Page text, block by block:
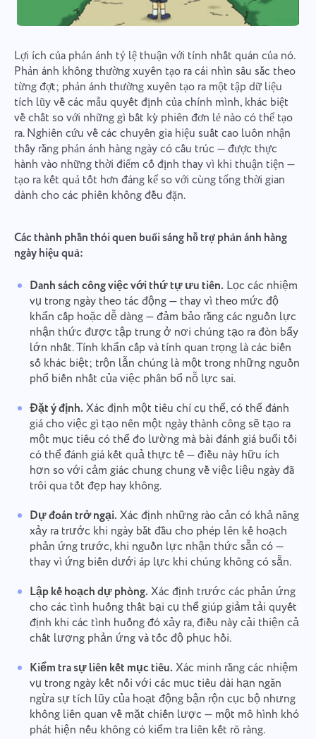
Lợi ích của phản ánh tỷ lệ thuận với tính nhất quán của nó.
Phản ánh không thường xuyên tạo ra cái nhìn sâu sắc theo
từng đợt; phản ánh thường xuyên tạo ra một tập dữ liệu
tích lũy về các mẫu quyết định của chính mình, khác biệt
về chất so với những gì bất kỳ phiên đơn lẻ nào có thể tạo
ra. Nghiên cứu về các chuyên gia hiệu suất cao luôn nhận
thấy rằng phản ánh hàng ngày có cấu trúc — được thực
hành vào những thời điểm cố định thay vì khi thuận tiện —
tạo ra kết quả tốt hơn đáng kể so với cùng tổng thời gian
dành cho các phiên không đều đặn.
Các thành phần thói quen buổi sáng hỗ trợ phản ánh hàng
ngày hiệu quả:
Danh sách công việc với thứ tự ưu tiên. Lọc các nhiệm
vụ trong ngày theo tác động — thay vì theo mức độ
khẩn cấp hoặc dễ dàng — đảm bảo rằng các nguồn lực
nhận thức được tập trung ở nơi chúng tạo ra đòn bẩy
lớn nhất. Tính khẩn cấp và tính quan trọng là các biến
số khác biệt; trộn lẫn chúng là một trong những nguồn
phổ biến nhất của việc phân bổ nỗ lực sai.
Đặt ý định. Xác định một tiêu chí cụ thể, có thể đánh
giá cho việc gì tạo nên một ngày thành công sẽ tạo ra
một mục tiêu có thể đo lường mà bài đánh giá buổi tối
có thể đánh giá kết quả thực tế — điều này hữu ích
hơn so với cảm giác chung chung về việc liệu ngày đã
trôi qua tốt đẹp hay không.
Dự đoán trở ngại. Xác định những rào cản có khả năng
xảy ra trước khi ngày bắt đầu cho phép lên kế hoạch
phản ứng trước, khi nguồn lực nhận thức sẵn có —
thay vì ứng biến dưới áp lực khi chúng không có sẵn.
Lập kế hoạch dự phòng. Xác định trước các phản ứng
cho các tình huống thất bại cụ thể giúp giảm tải quyết
định khi các tình huống đó xảy ra, điều này cải thiện cả
chất lượng phản ứng và tốc độ phục hồi.
Kiểm tra sự liên kết mục tiêu. Xác minh rằng các nhiệm
vụ trong ngày kết nối với các mục tiêu dài hạn ngăn
ngừa sự tích lũy của hoạt động bận rộn cục bộ nhưng
không liên quan về mặt chiến lược — một mô hình khó
phát hiện nếu không có kiểm tra liên kết rõ ràng.